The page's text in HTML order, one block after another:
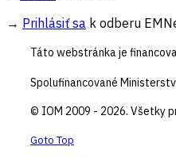
→ Prihlásiť sa k odberu
Táto webstránka je
Spolufinancované
© IOM 2009 - 2026. Všetky
Goto Top